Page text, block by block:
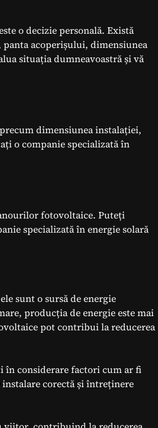
o decizie personală. Există
acoperișului, dimensiunea
situația dumneavoastră și vă
dimensiunea instalației,
o companie specializată în
fotovoltaice. Puteți
specializată în energie solară
sunt o sursă de energie
producția de energie este mai
pot contribui la reducerea
în considerare factori cum ar fi
corectă și întreținere